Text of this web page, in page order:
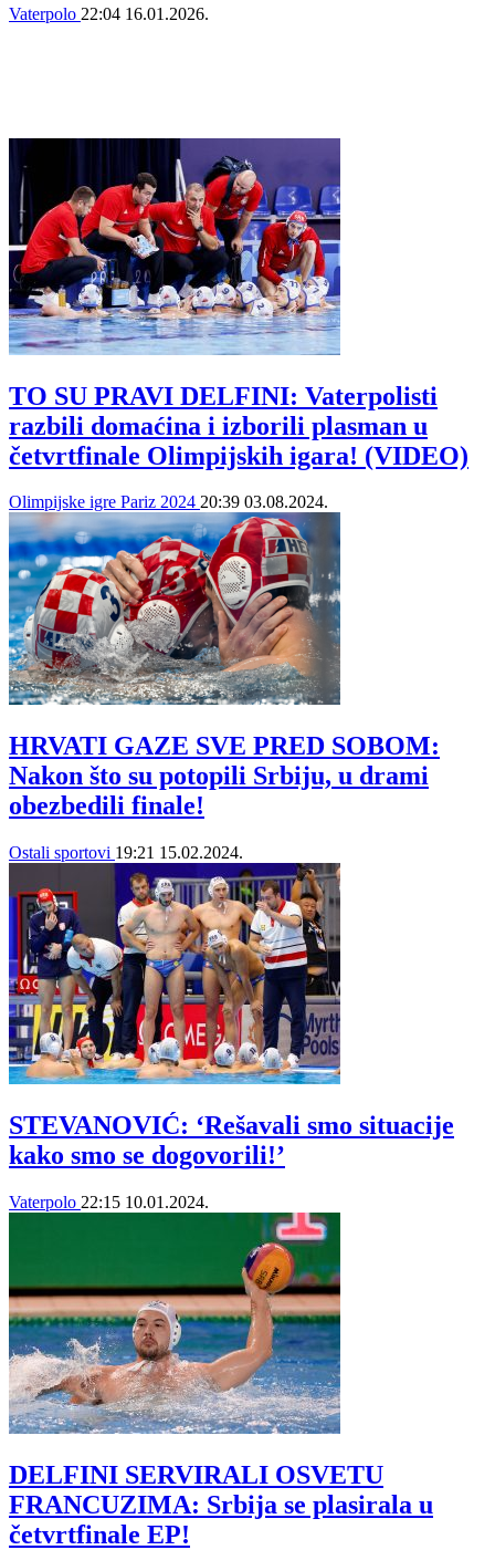
Vaterpolo 22:04 16.01.2026.
TO SU PRAVI DELFINI: Vaterpolisti
razbili domaćina i izborili plasman u
četvrtfinale Olimpijskih igara! (VIDEO)
Olimpijske igre Pariz 2024 20:39 03.08.2024.
HRVATI GAZE SVE PRED SOBOM:
Nakon što su potopili Srbiju, u drami
obezbedili finale!
Ostali sportovi 19:21 15.02.2024.
STEVANOVIĆ: ‘Rešavali smo situacije
kako smo se dogovorili!’
Vaterpolo 22:15 10.01.2024.
DELFINI SERVIRALI OSVETU
FRANCUZIMA: Srbija se plasirala u
četvrtfinale EP!